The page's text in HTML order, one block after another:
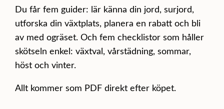
t
Du får fem guider: lär känna din jord, surjord,
utforska din växtplats, planera en rabatt och bli
av med ogräset. Och fem checklistor som håller
skötseln enkel: växtval, vårstädning, sommar,
höst och vinter.
Allt kommer som PDF direkt efter köpet.